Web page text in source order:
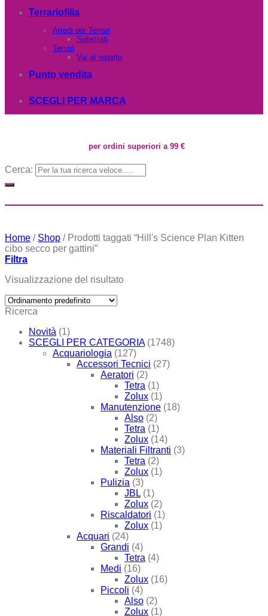
Terrariofilia
Arredi per Terrari
Substrati
Terrari
Vai al reparto
Punto vendita
SCEGLI PER MARCA
per ordini superiori a 99 €
Cerca:
Home / Shop /Prodotti taggati “Hill's Science Plan Kitten
cibo secco per gattini”
Filtra
Visualizzazione del risultato
Ricerca
Novità (1)
SCEGLI PER CATEGORIA (1748)
Acquariologia (127)
Accessori Tecnici (27)
Aeratori (2)
Tetra (1)
Zolux (1)
Manutenzione (18)
Also (2)
Tetra (1)
Zolux (14)
Materiali Filtranti (3)
Tetra (2)
Zolux (1)
Pulizia (3)
JBL (1)
Zolux (2)
Riscaldatori (1)
Zolux (1)
Acquari (24)
Grandi (4)
Tetra (4)
Medi (16)
Zolux (16)
Piccoli (4)
Also (2)
Zolux (1)